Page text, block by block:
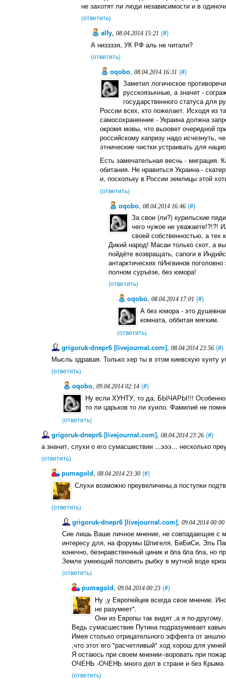
не захотят ли люди независимости и в
(ответить)
alfy, 08.04.2014 15:21 (#)
А низзззя, УК РФ аль не читали?
(ответить)
oqobo, 08.04.2014 16:31 (#)
Заметил логическое
русскоязычные, а значит -
государственного статуса для
России всех, кто пожелает. Исходя из
самосохраненние - Украина должна
окромя мовы, что вызовет очередной
российскому капризу надо исчезнуть,
этнические чистки устраивать для
Есть замечательная весчь - миграция.
обитания. Не нравиться Украина -
и, поскольку в России землицы этой
(ответить)
oqobo,08.04.2014 16:46 (#)
За свои (ли?) курильские
чего чужое не уважаете!?!?!
своей собственностью, а тех
Дикий народ! Масаи только скот, а
пойдёте возвращать, сапоги в
антарктических пИнгвинов
полном суръёзе, без юмора!
(ответить)
oqobo, 08.04.2014 17:01 (#)
А без юмора - это
комната, оббитая мягким.
(ответить)
grigoruk-dnepr6 [livejournal.com],08.04.2014 23:56 (#)
Мысль здравая. Только хер ты в этом киевскую хунту
(ответить)
oqobo, 09.04.2014 02:14 (#)
Ну если ХУНТУ, то да, БЫЧАРЫ!!! Особенно
то ли царьков то ли хуило. Фамилиё не
(ответить)
grigoruk-dnepr6 [livejournal.com], 08.04.2014 23:26 (#)
а значит, слухи о его сумасшествии ...эээ... несколько
(ответить)
pumagold,08.04.2014 23:30 (#)
Слухи возможно преувеличены,а поступки
(ответить)
grigoruk-dnepr6 [livejournal.com], 09.04.2014 00:00
Сие лишь Ваше личное мнение, не совпадающее
интересу для, на форумы Шпигеля, БиБиСи, Эль
конечно, безнравственный циник и бла бла бла, но
Земле умеющий половить рыбку в мутной воде
(ответить)
pumagold,09.04.2014 00:23 (#)
Ну ,у Европейцев всегда свое мнение.
не разумеет".
Они из Европы так видят ,а я по-другому.
Ведь сумасшествие Путина подразумевает
Имея столько отрицательного эффекта от
,что этот его "расчетливый" ход хорош для
Я остаюсь при своем мнении--воровать при
ОЧЕНЬ -ОЧЕНЬ много дел в стране и без Крыма
(ответить)